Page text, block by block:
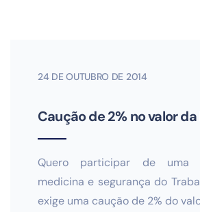
24 DE OUTUBRO DE 2014
Caução de 2% no valor
Quero participar de uma
medicina e segurança do
exige uma caução de 2% do